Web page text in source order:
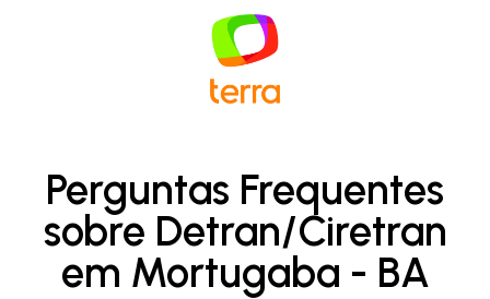
Perguntas Frequentes
sobre Detran/Ciretran
em Mortugaba - BA